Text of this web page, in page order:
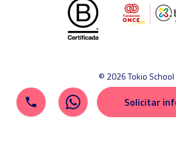
© 2026 Tokio School
Aviso legal
Política de cookies
Mapa del sitio
Canal
Solicitar